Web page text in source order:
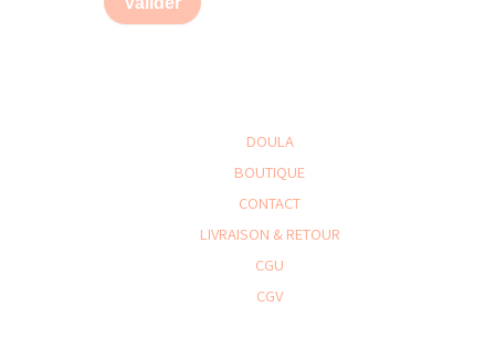
DOULA
BOUTIQUE
CONTACT
LIVRAISON & RETOUR
CGU
CGV